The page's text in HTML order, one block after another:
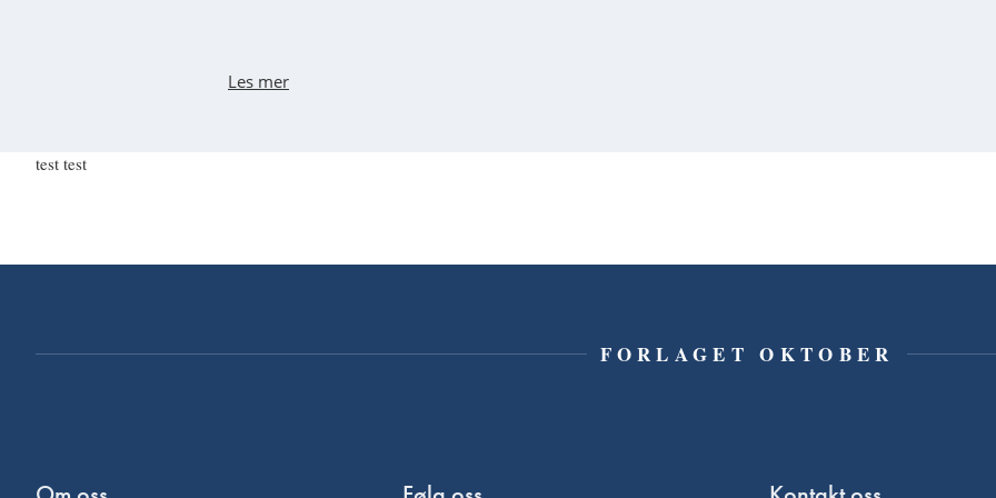
Les mer
test test
FORLAGET OKTOBER